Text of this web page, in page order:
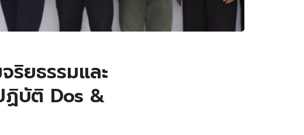
ริยธรรมและ
ฏิบัติ Dos &